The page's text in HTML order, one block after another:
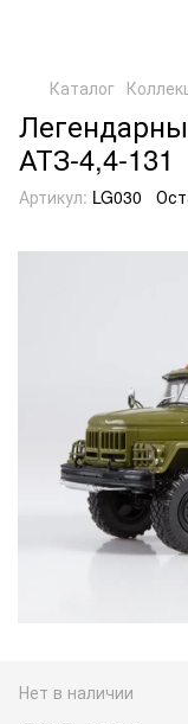
Каталог
АТЗ-4,4-131
Артикул: LG030
Нет в наличии